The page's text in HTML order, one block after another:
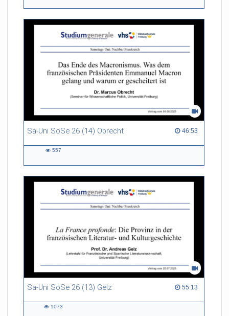
Sa-Uni SoSe 26 (14) Obrecht 46:53
46:53 duration
557
Sa-Uni SoSe 26 (13) Gelz 55:13
55:13 duration
1073